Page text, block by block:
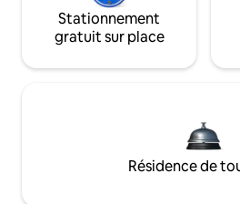
Stationnement
gratuit sur place
Résidence de